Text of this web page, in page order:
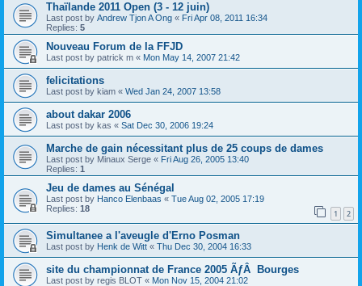
Thaïlande 2011 Open (3 - 12 juin)
Last post by Andrew Tjon A Ong « Fri Apr 08, 2011 16:34
Replies: 5
Nouveau Forum de la FFJD
Last post by patrick m « Mon May 14, 2007 21:42
felicitations
Last post by kiam « Wed Jan 24, 2007 13:58
about dakar 2006
Last post by kas « Sat Dec 30, 2006 19:24
Marche de gain nécessitant plus de 25 coups de dames
Last post by Minaux Serge « Fri Aug 26, 2005 13:40
Replies: 1
Jeu de dames au Sénégal
Last post by Hanco Elenbaas « Tue Aug 02, 2005 17:19
Replies: 18 1 2
Simultanee a l'aveugle d'Erno Posman
Last post by Henk de Witt « Thu Dec 30, 2004 16:33
site du championnat de France 2005 ÃƒÂ Bourges
Last post by regis BLOT « Mon Nov 15, 2004 21:02